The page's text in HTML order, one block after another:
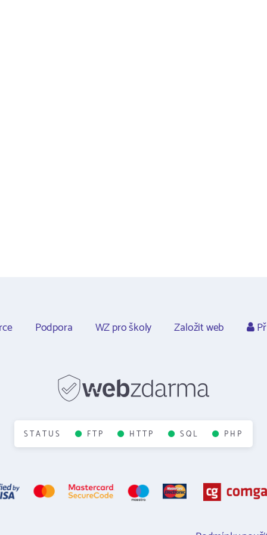
Podpora WZ pro školy Založit web
STATUS FTP HTTP SQL PHP